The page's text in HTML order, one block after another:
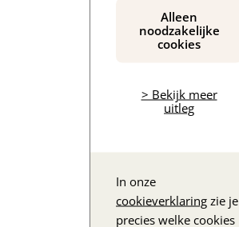
Alleen
noodzakelijke
cookies
> Bekijk meer
uitleg
In onze
cookieverklaring zie je
precies welke cookies